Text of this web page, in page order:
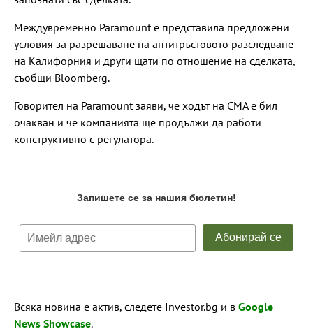
Междувременно Paramount е представила предложени
условия за разрешаване на антитръстовото разследване
на Калифорния и други щати по отношение на сделката,
съобщи Bloomberg.
Говорител на Paramount заяви, че ходът на CMA е бил
очакван и че компанията ще продължи да работи
конструктивно с регулатора.
Всяка новина е актив, следете Investor.bg и в Google
News Showcase.